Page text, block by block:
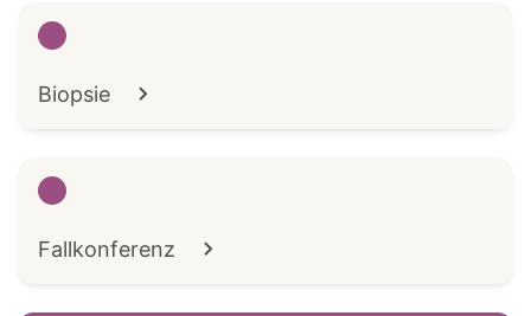
Biopsie
Fallkonferenz